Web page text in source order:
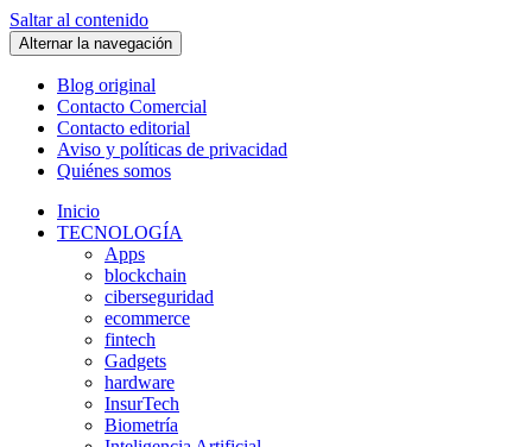
Saltar al contenido
Alternar la navegación
Blog original
Contacto Comercial
Contacto editorial
Aviso y políticas de privacidad
Quiénes somos
Inicio
TECNOLOGÍA
Apps
blockchain
ciberseguridad
ecommerce
fintech
Gadgets
hardware
InsurTech
Biometría